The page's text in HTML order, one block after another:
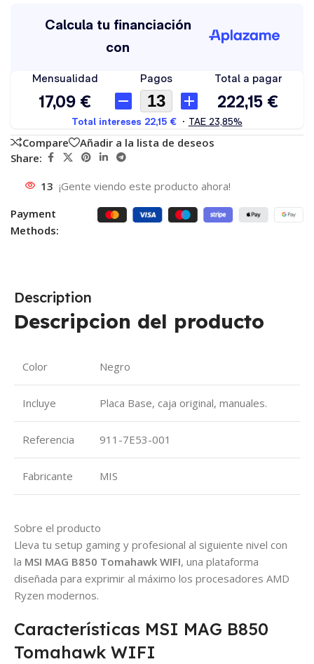
Compare
Añadir a la lista de deseos
Share:
13 ¡Gente viendo este producto ahora!
Payment
Methods:
Description
Descripcion del producto
Color Negro
Incluye Placa Base, caja original, manuales.
Referencia 911-7E53-001
Fabricante MIS
Sobre el producto
Lleva tu setup gaming y profesional al siguiente nivel con
la MSI MAG B850 Tomahawk WIFI, una plataforma
diseñada para exprimir al máximo los procesadores AMD
Ryzen modernos.
Características MSI MAG B850
Tomahawk WIFI